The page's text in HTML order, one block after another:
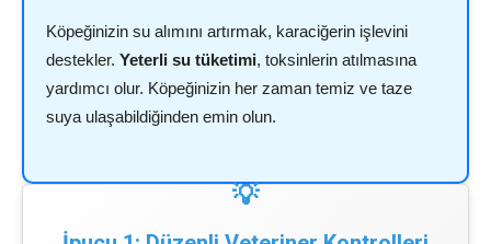
Köpeğinizin su alımını artırmak, karaciğerin işlevini
destekler. Yeterli su tüketimi, toksinlerin atılmasına
yardımcı olur. Köpeğinizin her zaman temiz ve taze
suya ulaşabildiğinden emin olun.